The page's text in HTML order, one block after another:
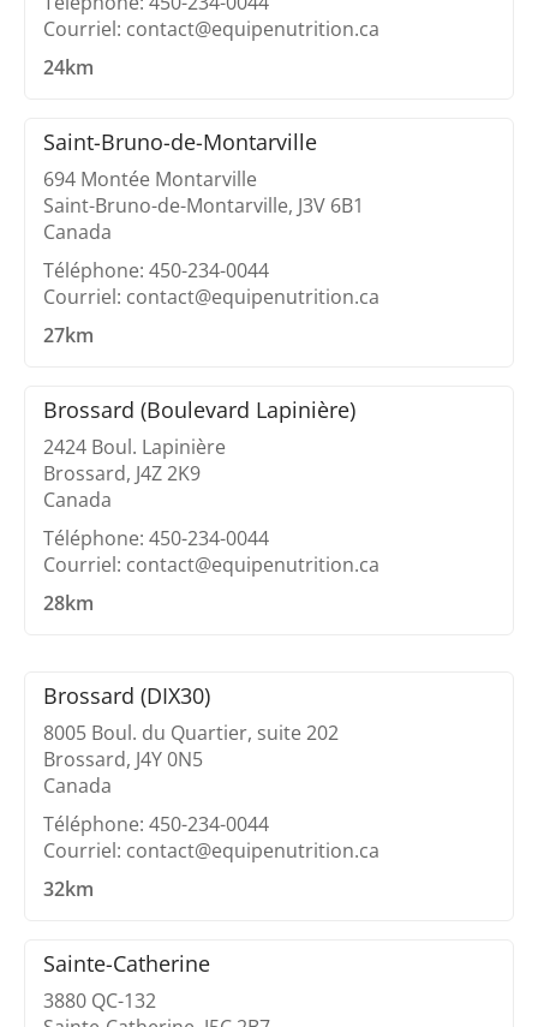
Courriel: contact@equipenutrition.ca
24km
Saint-Bruno-de-Montarville
694 Montée Montarville
Saint-Bruno-de-Montarville, J3V 6B1
Canada
Téléphone: 450-234-0044
Courriel: contact@equipenutrition.ca
27km
Brossard (Boulevard Lapinière)
2424 Boul. Lapinière
Brossard, J4Z 2K9
Canada
Téléphone: 450-234-0044
Courriel: contact@equipenutrition.ca
28km
Brossard (DIX30)
8005 Boul. du Quartier, suite 202
Brossard, J4Y 0N5
Canada
Téléphone: 450-234-0044
Courriel: contact@equipenutrition.ca
32km
Sainte-Catherine
3880 QC-132